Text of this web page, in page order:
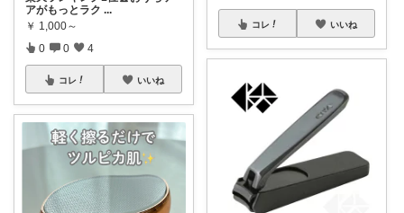
アがもっとラク ...
￥ 1,000～
0 0 4
コレ いいね
コレ いいね